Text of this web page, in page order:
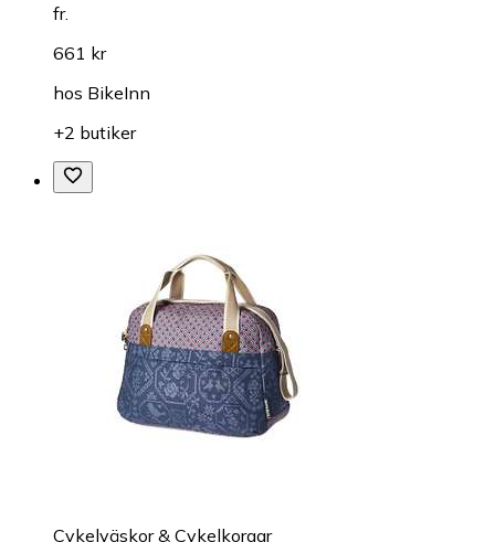
fr.
661 kr
hos BikeInn
+2 butiker
Cykelväskor & Cykelkorgar